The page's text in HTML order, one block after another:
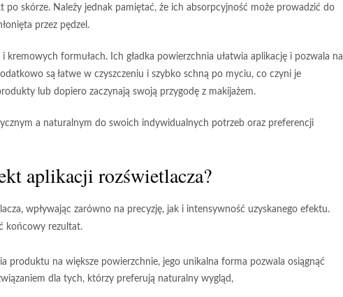
skórze. Należy jednak pamiętać, że ich absorpcyjność może prowadzić do
przez pędzel.
kremowych formułach. Ich gładka powierzchnia ułatwia aplikację i pozwala na
są łatwe w czyszczeniu i szybko schną po myciu, co czyni je
lub dopiero zaczynają swoją przygodę z makijażem.
a naturalnym do swoich indywidualnych potrzeb oraz preferencji
aplikacji rozświetlacza?
wpływając zarówno na precyzję, jak i intensywność uzyskanego efektu.
końcowy rezultat.
produktu na większe powierzchnie, jego unikalna forma pozwala osiągnąć
dla tych, którzy preferują naturalny wygląd,